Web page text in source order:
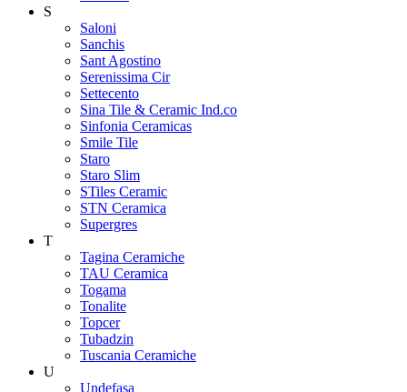
S
Saloni
Sanchis
Sant Agostino
Serenissima Cir
Settecento
Sina Tile & Ceramic Ind.co
Sinfonia Ceramicas
Smile Tile
Staro
Staro Slim
STiles Ceramic
STN Ceramica
Supergres
T
Tagina Ceramiche
TAU Ceramica
Togama
Tonalite
Topcer
Tubadzin
Tuscania Ceramiche
U
Undefasa